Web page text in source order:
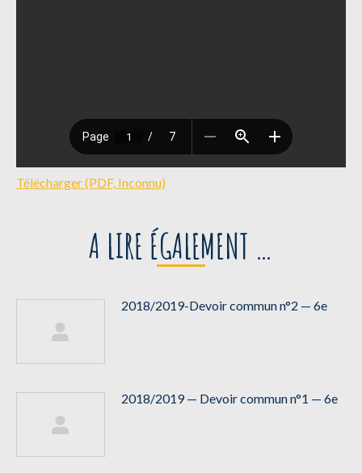
Télécharger (PDF, Inconnu)
A LIRE ÉGALEMENT …
2018/2019-Devoir commun n°2 — 6e
2018/2019 — Devoir commun n°1 — 6e